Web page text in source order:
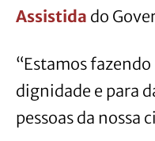
Assistida do
“Estamos
dignidade e para
pessoas da nossa